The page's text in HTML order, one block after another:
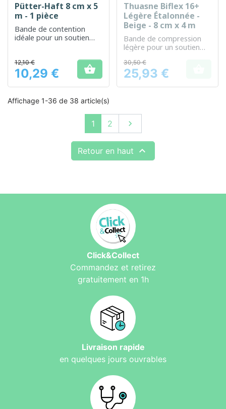
Pütter-Haft 8 cm x 5
m - 1 pièce
Bande de contention
idéale pour un soutien
Prix
12,10 €
10,29 € 
Thuasne Biflex 16+
Légère Étalonnée -
Beige - 8 cm x 4 m
Bande de compression
légère pour un soutien
optimisée
Prix
30,50 €
25,93 €
Affichage 1-36 de 38 article(s)
1 2 Suivant

Retour en haut 
Click&Collect
Commandez et retirez
gratuitement en 1h
Livraison rapide
en quelques jours ouvrables